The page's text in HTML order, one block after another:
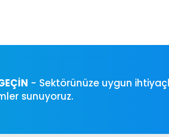
- Sektörünüze uygun
sunuyoruz.